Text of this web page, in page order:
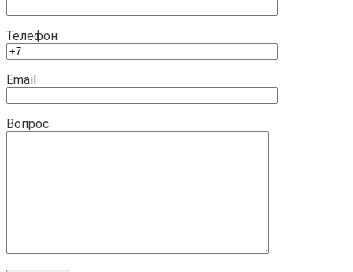
Телефон
Email
Вопрос